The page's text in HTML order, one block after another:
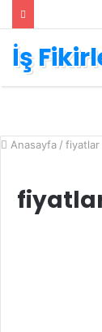
İş
Anasayfa / fiyatlar